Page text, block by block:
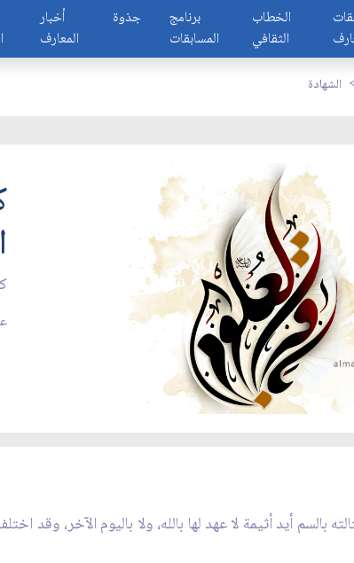
أخبار
المعارف
جذوة
برنامج
المسابقات
الخطاب
الثقافي
الشهادة
بالسم أيد أثيمة لا عهد لها بالله، ولا باليوم الآخر،